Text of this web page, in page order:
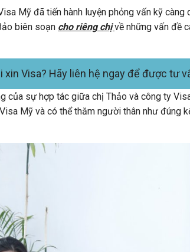
Mỹ đã tiến hành luyện phỏng vấn kỹ càng
biên soạn cho riêng chịvề những vấn đề
xin Visa? Hãy liên hệ ngay để được tư
của sự hợp tác giữa chị Thảo và công ty
Mỹ và có thể thăm người thân như đúng